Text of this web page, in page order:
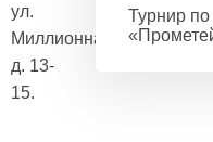
ул.
Миллионная,
д. 13-
15.
Турнир